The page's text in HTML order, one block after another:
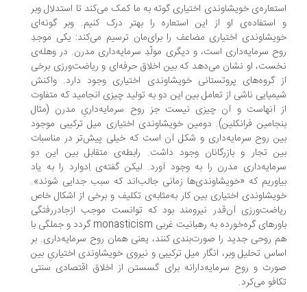
خویشاوندی اختیاری گوته به ما کمک می‌کند تا استدلال وبر
او از این استعاره را بهتر درک کنیم. وبر گونه‌ای
اختیاری مضاعف را برای‌مان ترسیم می‌کند: یکی موجدِ
سرمایه‌داری است، و دیگری مولّدِ سرمایه‌داری مدرن. در وهله‌ی
او نشان می‌دهد که بین اخلاق حرفه‌ای و ریاضت‌ورزی برخی
گروه‌های پروتستانی خویشاوندی اختیاری وجود دارد. واکنش
ناشی از تعامل بین این دو به تولید چیزی انجامید که متفاوت
آنهاست و آن چیزی نیست جز روح سرمایه‌داریِ مدرن (مثال
فرانکلین). دومین خویشاوندی اختیاری میل ترکیبی موجود
روح سرمایه‌داری و شکل آن است که خیلی پیش‌تر در مناسبات
تجار و بازرگانان وجود داشت. رابطه‌ی متقابل بین این دو
مدرن را به وجود آورد. لیکن گفته‌ی اِدوارد را به یاد
که «خویشاوندی‌ها زمانی جالب‌اند که سبب جدایی شوند».
اختیاری بین کار به‌مثابه‌ی تکلیف و برخی از اشکال خاص
آن‌قدر نیرومند بود که توانست موجب ازجادررفتگی
باورهای گره‌خورده به رهبانیت غربی monasticism گردد و جملگی با
روحی جدید را صورت‌بندی کنند، یعنی همان روح سرمایه‌داری. بر
تحلیل وبر، انگار میل ترکیبی و نیروی خویشاوندی اختیاریِ بین
و روح سرمایه‌دارانه برای گسستن از اخلاق اقتصادی سنتی
می‌کرد.